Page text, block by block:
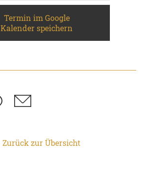
Termin im Google
Kalender speichern
Zurück zur Übersicht